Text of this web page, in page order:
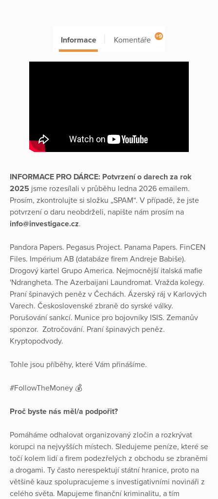
Informace Komentáře +9
INFORMACE PRO DÁRCE: Potvrzení o darech za rok
2025 jsme rozesílali v průběhu ledna 2026 emailem.
Prosím, zkontrolujte si složku „SPAM“. V případě, že jste
potvrzení o daru neobdrželi, napište nám prosím na
info@investigace.cz.
Pandora Papers. Pegasus Project. Panama Papers. FinCEN
Files. Impérium AB (databáze firem Andreje Babiše).
Drogový kartel Grupo America. Nejmocnější italská mafie
'Ndrangheta. The Azerbaijani Laundromat. Vražda kolegy.
Praní špinavých peněz v Čechách. Ázerský ráj v Karlových
Varech. Československé zbraně do syrské války.
Porušování sankcí. Munice pro bojovníky ISIS. Zemanův
sponzor. Zotročování. Praní špinavých peněz.
Kryptopodvody.
Tohle jsou příběhy, které Vám přinášíme.
#FollowTheMoney 💰
Proč byste nás měl/a podpořit?
Pomáháme odhalovat organizovaný zločin a rozkrývat
korupci na nejvyšších místech. Sledujeme peníze, které se
točí kolem lidí a firem podezřelých z obchodu se zbraněmi
a drogami. Ty často nerespektují státní hranice, proto na
většině kauz spolupracujeme s investigativními novináři z
celého světa. Mapujeme finanční kriminalitu, a tím